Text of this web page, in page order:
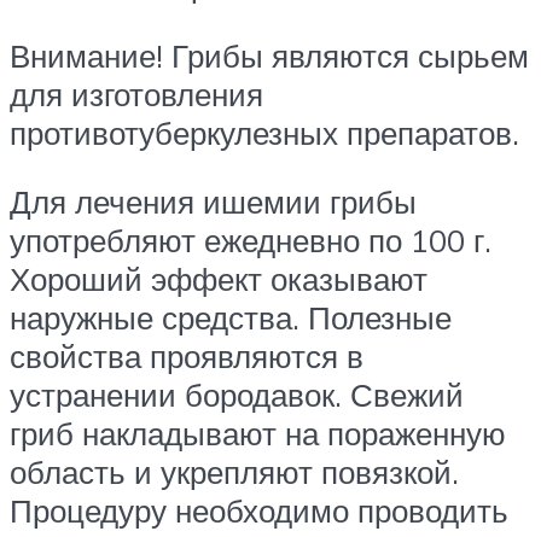
Внимание! Грибы являются сырьем
для изготовления
противотуберкулезных препаратов.
Для лечения ишемии грибы
употребляют ежедневно по 100 г.
Хороший эффект оказывают
наружные средства. Полезные
свойства проявляются в
устранении бородавок. Свежий
гриб накладывают на пораженную
область и укрепляют повязкой.
Процедуру необходимо проводить